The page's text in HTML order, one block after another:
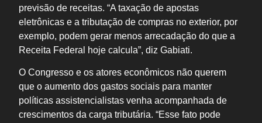
previsão de receitas. “A taxação de apostas
eletrônicas e a tributação de compras no exterior, por
exemplo, podem gerar menos arrecadação do que a
Receita Federal hoje calcula”, diz Gabiati.
O Congresso e os atores econômicos não querem
que o aumento dos gastos sociais para manter
políticas assistencialistas venha acompanhada de
crescimentos da carga tributária. “Esse fato pode